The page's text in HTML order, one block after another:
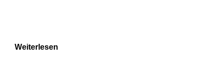
Weiterlesen